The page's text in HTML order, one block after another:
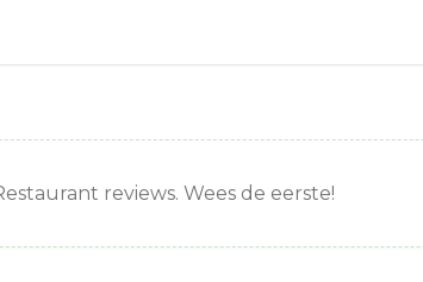
reviews. Wees de eerste!